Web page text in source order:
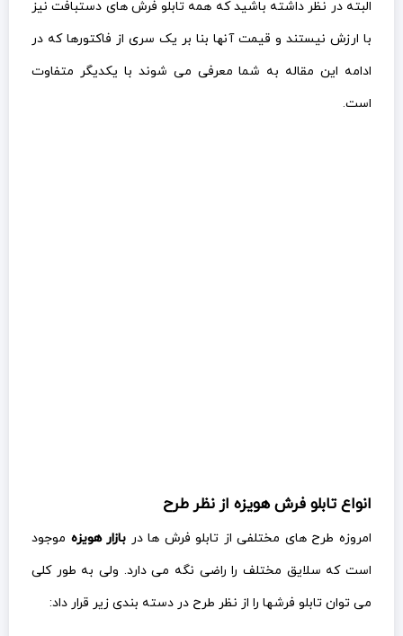
البته در نظر داشته باشید که همه تابلو فرش های دستبافت نیز
با ارزش نیستند و قیمت آنها بنا بر یک سری از فاکتورها که در
ادامه این مقاله به شما معرفی می شوند با یکدیگر متفاوت
است.
انواع تابلو فرش هویزه از نظر طرح
امروزه طرح های مختلفی از تابلو فرش ها در بازار هویزه موجود
است که سلایق مختلف را راضی نگه می دارد. ولی به طور کلی
می توان تابلو فرشها را از نظر طرح در دسته بندی زیر قرار داد: